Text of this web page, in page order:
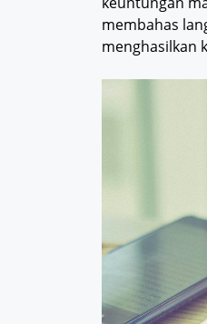
membahas
menghasilkan